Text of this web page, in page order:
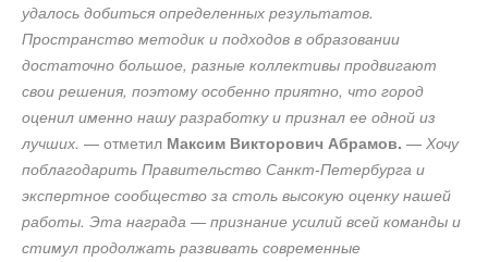
удалось добиться определенных результатов.
Пространство методик и подходов в образовании
достаточно большое, разные коллективы продвигают
свои решения, поэтому особенно приятно, что город
оценил именно нашу разработку и признал ее одной из
лучших. — отметил Максим Викторович Абрамов. — Хочу
поблагодарить Правительство Санкт-Петербурга и
экспертное сообщество за столь высокую оценку нашей
работы. Эта награда — признание усилий всей команды и
стимул продолжать развивать современные